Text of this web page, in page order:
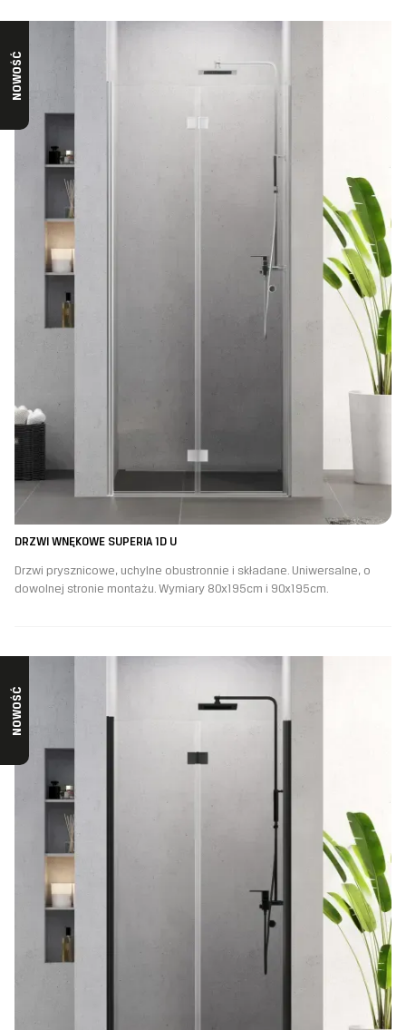
NOWOŚĆ
DRZWI WNĘKOWE SUPERIA 1D U
Drzwi prysznicowe, uchylne obustronnie i składane. Uniwersalne, o
dowolnej stronie montażu. Wymiary 80x195cm i 90x195cm.
NOWOŚĆ